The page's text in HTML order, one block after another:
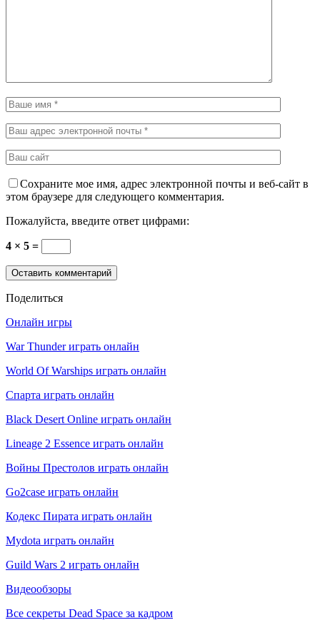
Сохраните мое имя, адрес электронной почты и веб-сайт в
этом браузере для следующего комментария.
Пожалуйста, введите ответ цифрами:
4 × 5 =
Поделиться
Онлайн игры
War Thunder играть онлайн
World Of Warships играть онлайн
Спарта играть онлайн
Black Desert Online играть онлайн
Lineage 2 Essence играть онлайн
Войны Престолов играть онлайн
Go2case играть онлайн
Кодекс Пирата играть онлайн
Mydota играть онлайн
Guild Wars 2 играть онлайн
Видеообзоры
Все секреты Dead Space за кадром